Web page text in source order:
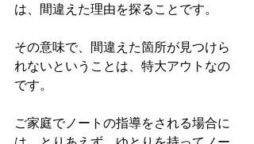
は、間違えた理由を探ることです。
その意味で、間違えた箇所が見つけら
れないということは、特大アウトなの
です。
ご家庭でノートの指導をされる場合に